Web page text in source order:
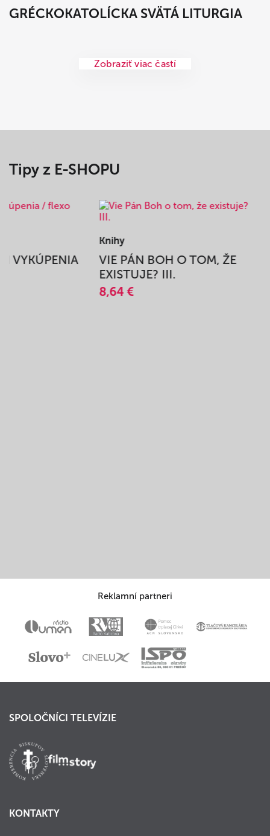
GRÉCKOKATOLÍCKA SVÄTÁ LITURGIA
Zobraziť viac častí
Tipy z E-SHOPU
VYKÚPENIA
Knihy
VIE PÁN BOH O TOM, ŽE
EXISTUJE? III.
8,64 €
Reklamní partneri
SPOLOČNÍCI TELEVÍZIE
KONTAKTY